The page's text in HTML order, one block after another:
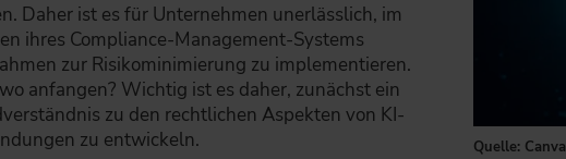
Quelle: Canva
Daher ist es für Unternehmen unerlässlich, im
ihres Compliance-Management-Systems
zur Risikominimierung zu implementieren.
anfangen? Wichtig ist es daher, zunächst ein
zu den rechtlichen Aspekten von KI-
zu entwickeln.